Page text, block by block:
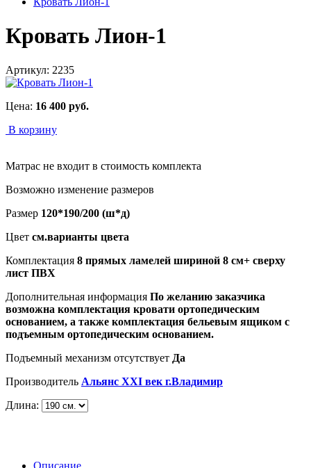
Кровать Лион-1
Артикул: 2235
Цена: 16 400 руб.
В корзину
Матрас не входит в стоимость комплекта
Возможно изменение размеров
Размер 120*190/200 (ш*д)
Цвет см.варианты цвета
Комплектация 8 прямых ламелей шириной 8 см+ сверху
лист ПВХ
Дополнительная информация По желанию заказчика
возможна комплектация кровати ортопедическим
основанием, а также комплектация бельевым ящиком с
подъемным ортопедическим основанием.
Подъемный механизм отсутствует Да
Производитель Альянс XXI век г.Владимир
Длина:
Описание